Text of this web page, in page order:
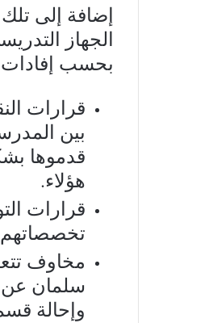
إضافة إلى
الجهاز
بحسب
قرارات
بين
قدموها
هؤلاء.
قرارات
تخصصاتهم
مخاوف
سلمان عن
وإحالة